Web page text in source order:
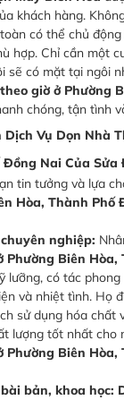
khách hàng.
có thể chủ
hợp. Chỉ cần một
sẽ có mặt tại ngôi
giờ ở Phường
chóng, tận tình
Vụ Dọn Nhà
Đồng Nai Của Sửa
tin tưởng và lựa
Hòa, Thành Phố
nghiệp:
Phường Biên Hòa,
lưỡng, có tác
và nhiệt tình. Họ
sử dụng hóa chất
lượng tốt nhất cho
Phường Biên Hòa,
bản, khoa học: